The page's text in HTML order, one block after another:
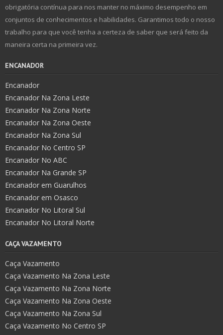
obrigatória contínua para nos manter no máximo desempenho em
conjuntos de conhecimentos e habilidades. Garantimos todo o nosso
trabalho para que você tenha a certeza de saber que será feito da
maneira certa na primeira vez.
ENCANADOR
Encanador
Encanador Na Zona Leste
Encanador Na Zona Norte
Encanador Na Zona Oeste
Encanador Na Zona Sul
Encanador No Centro SP
Encanador No ABC
Encanador Na Grande SP
Encanador em Guarulhos
Encanador em Osasco
Encanador No Litoral Sul
Encanador No Litoral Norte
CAÇA VAZAMENTO
Caça Vazamento
Caça Vazamento Na Zona Leste
Caça Vazamento Na Zona Norte
Caça Vazamento Na Zona Oeste
Caça Vazamento Na Zona Sul
Caça Vazamento No Centro SP